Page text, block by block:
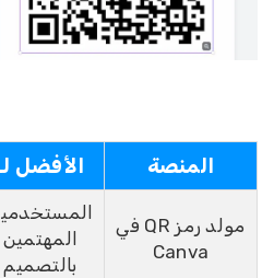
المنصة الأفضل لـ
مولد رمز QR في
Canva
المستخدمين
المهتمين
بالتصميم